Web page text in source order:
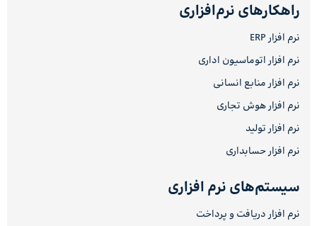
راهکارهای نرم‌افزاری
نرم افزار ERP
نرم افزار اتوماسیون اداری
نرم افزار منابع انسانی
نرم افزار هوش تجاری
نرم افزار تولید
نرم افزار حسابداری
سیستم‌های نرم افزاری
نرم افزار دریافت و پرداخت